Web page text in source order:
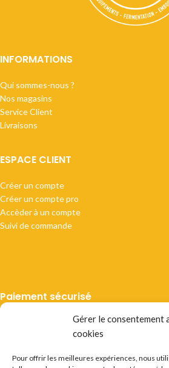
Gérer le consentement
cookies
Pour offrir les meilleures expériences, nous
INFORMATIONS
Qui sommes-nous ?
Nos magasins
Service Client
Livraisons
ESPACE CLIENT
Créer un compte
Créer un compte pro
Accèder à un compte
Suivi de commande
Paiement sécurisé